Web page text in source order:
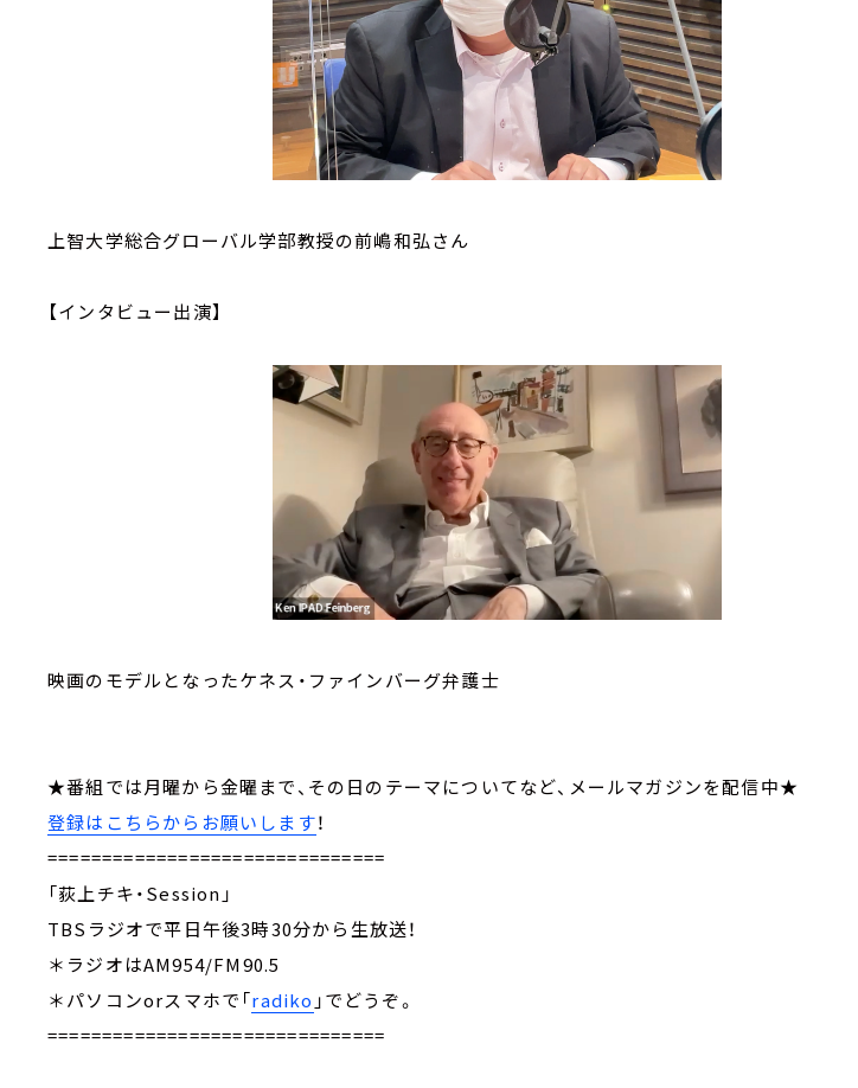
上智大学総合グローバル学部教授の前嶋和弘さん
【インタビュー出演】
映画のモデルとなったケネス・ファインバーグ弁護士
★番組では月曜から金曜まで、その日のテーマについてなど、メールマガジンを配信中★
登録はこちらからお願いします！
===============================
「荻上チキ・Session」
TBSラジオで平日午後3時30分から生放送！
＊ラジオはAM954/FM90.5
＊パソコンorスマホで「radiko 」でどうぞ。
===============================